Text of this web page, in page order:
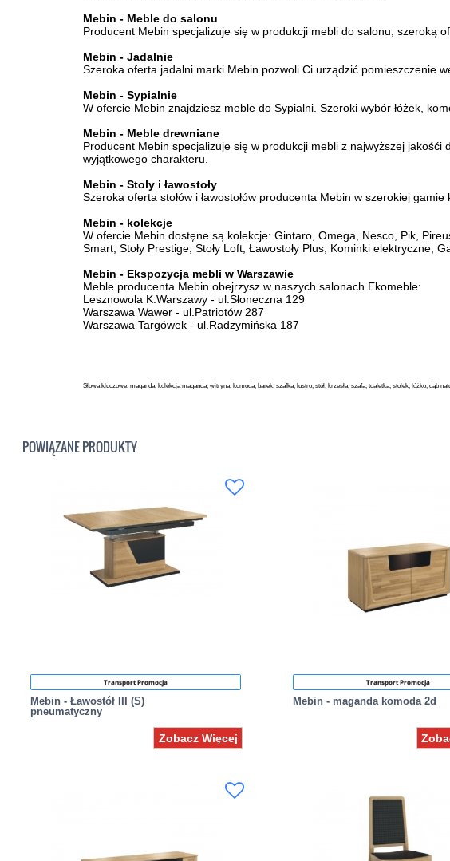
Mebin - Meble do salonu
Producent Mebin specjalizuje się w produkcji mebli do salonu, szeroką
Mebin - Jadalnie
Szeroka oferta jadalni marki Mebin pozwoli Ci urządzić pomieszczenie
Mebin - Sypialnie
W ofercie Mebin znajdziesz meble do Sypialni. Szeroki wybór łóżek,
Mebin - Meble drewniane
Producent Mebin specjalizuje się w produkcji mebli z najwyższej
wyjątkowego charakteru.
Mebin - Stoly i ławostoły
Szeroka oferta stołów i ławostołów producenta Mebin w szerokiej
Mebin - kolekcje
W ofercie Mebin dostęne są kolekcje: Gintaro, Omega, Nesco, Pik,
Smart, Stoły Prestige, Stoły Loft, Ławostoły Plus, Kominki elektryczne,
Mebin - Ekspozycja mebli w Warszawie
Meble producenta Mebin obejrzysz w naszych salonach Ekomeble:
Lesznowola K.Warszawy - ul.Słoneczna 129
Warszawa Wawer - ul.Patriotów 287
Warszawa Targówek - ul.Radzymińska 187
Słowa kluczowe: maganda, kolekcja maganda, witryna, komoda, barek, szafka, lustro, stół, krzesła, szafa, toaletka, stołek, łóżko, dąb
POWIĄZANE PRODUKTY
Transport Promocja
Mebin - Ławostół III (S)
pneumatyczny
Zobacz Więcej
Transport Promocja
Mebin - maganda komoda 2d